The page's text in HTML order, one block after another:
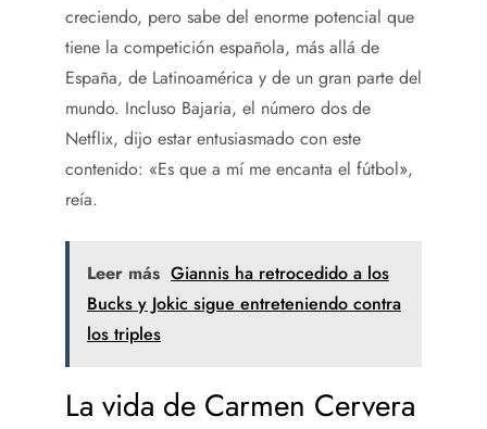
creciendo, pero sabe del enorme potencial que
tiene la competición española, más allá de
España, de Latinoamérica y de un gran parte del
mundo. Incluso Bajaria, el número dos de
Netflix, dijo estar entusiasmado con este
contenido: «Es que a mí me encanta el fútbol»,
reía.
Leer más Giannis ha retrocedido a los
Bucks y Jokic sigue entreteniendo contra
los triples
La vida de Carmen Cervera